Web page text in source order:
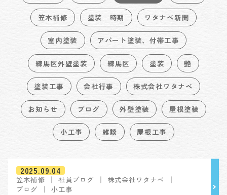
笠木補修 塗装 時期 ワタナベ新聞
室内塗装 アパート塗装、付帯工事
練馬区外壁塗装 練馬区 塗装 艶
塗装工事 会社行事 株式会社ワタナベ
お知らせ ブログ 外壁塗装 屋根塗装
小工事 雑談 屋根工事
2025.09.04
笠木補修 社員ブログ
株式会社ワタナベ
ブログ
小工事